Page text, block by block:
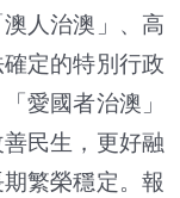
人治澳」、高
定的特別行政
愛國者治澳」
民生，更好融
繁榮穩定。報